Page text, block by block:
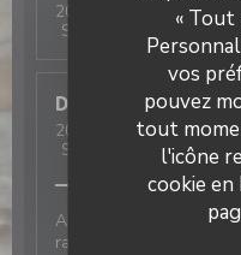
« Tout
vos
pouvez
tout
l'icône
cookie en
2026-07-30
- 21:00 -
Service
Ambiance:
Deschanel S
2026-07-29- 18:30 -
Service
Ambiance :5
Accueil chaleureux,
rapide. On reviendra 😉